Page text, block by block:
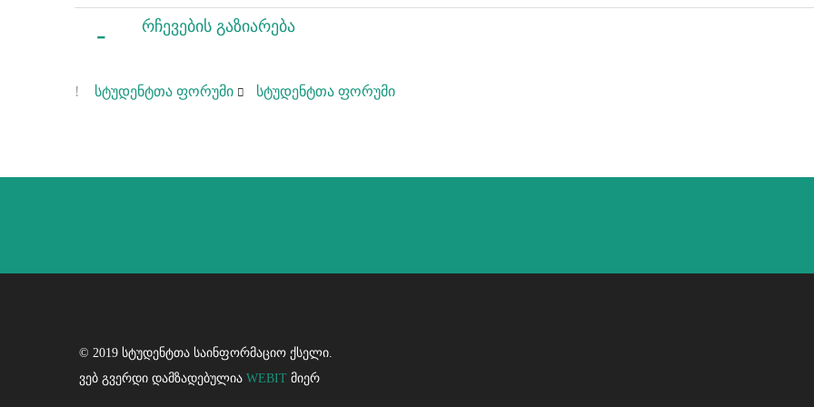
რჩევების გაზიარება
სტუდენტთა ფორუმი სტუდენტთა ფორუმი
© 2019 სტუდენტთა საინფორმაციო ქსელი.
ვებ გვერდი დამზადებულია WEBIT მიერ